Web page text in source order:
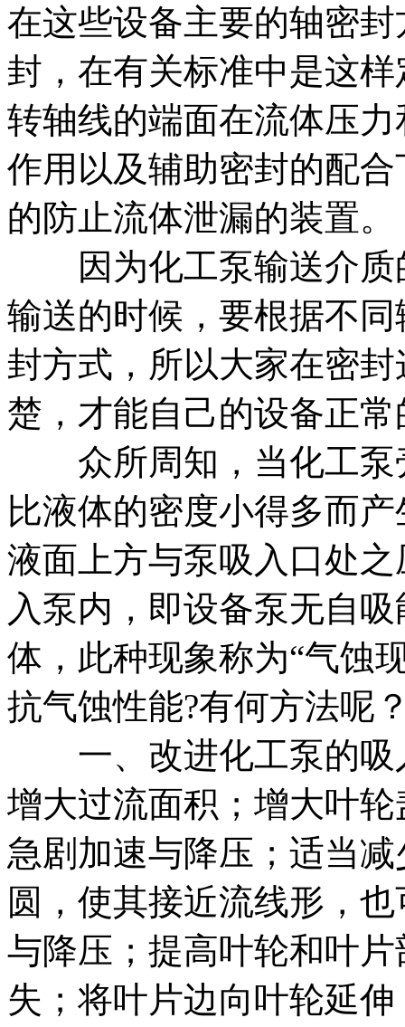
在这些设备主要的轴密
封，在有关标准中是这
转轴线的端面在流体压
作用以及辅助密封的配
的防止流体泄漏的装置。
因为化工泵输送介质
输送的时候，要根据不
封方式，所以大家在密
楚，才能自己的设备正
众所周知，当化工泵
比液体的密度小得多而
液面上方与泵吸入口处
入泵内，即设备泵无自
体，此种现象称为“气蚀
抗气蚀性能?有何方法呢
一、改进化工泵的吸
增大过流面积；增大叶
急剧加速与降压；适当
圆，使其接近流线形，
与降压；提高叶轮和叶
失；将叶片边向叶轮延